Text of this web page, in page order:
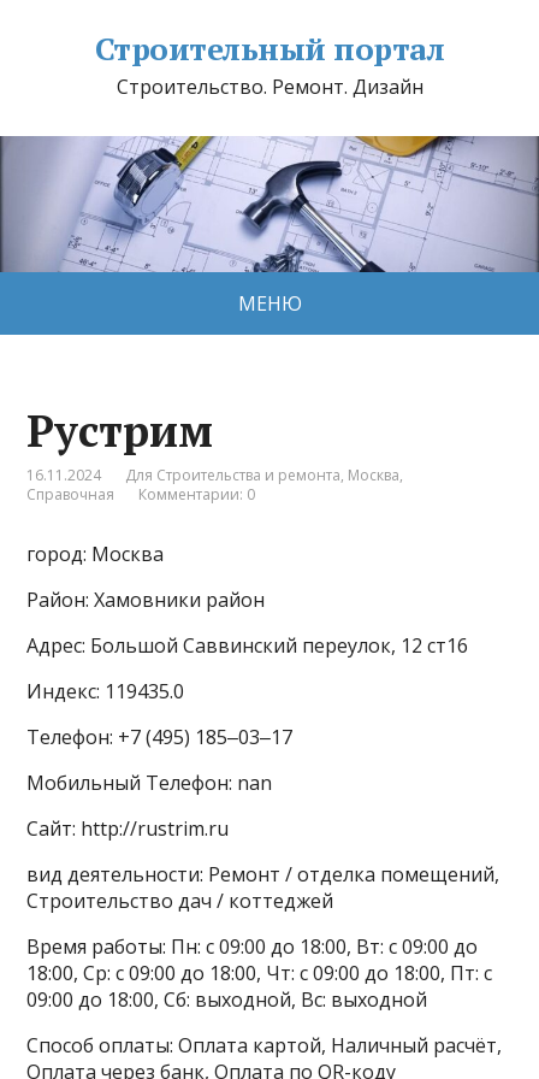
Строительный портал
Строительство. Ремонт. Дизайн
МЕНЮ
Рустрим
16.11.2024 Для Строительства и ремонта, Москва,
Справочная
Комментарии: 0
город: Москва
Район: Хамовники район
Адрес: Большой Саввинский переулок, 12 ст16
Индекс: 119435.0
Телефон: +7 (495) 185‒03‒17
Мобильный Телефон: nan
Сайт: http://rustrim.ru
вид деятельности: Ремонт / отделка помещений,
Строительство дач / коттеджей
Время работы: Пн: с 09:00 до 18:00, Вт: с 09:00 до
18:00, Ср: с 09:00 до 18:00, Чт: с 09:00 до 18:00, Пт: с
09:00 до 18:00, Сб: выходной, Вс: выходной
Способ оплаты: Оплата картой, Наличный расчёт,
Оплата через банк, Оплата по QR-коду